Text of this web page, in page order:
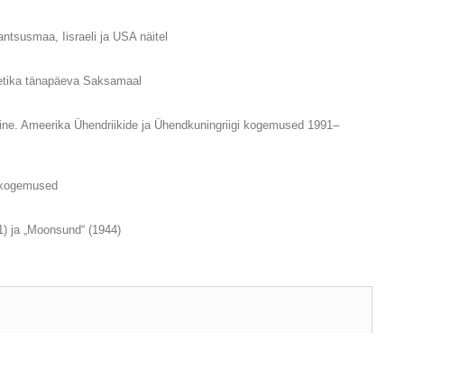
Iisraeli ja USA näitel
tänapäeva Saksamaal
Ameerika Ühendriikide ja Ühendkuningriigi kogemused 1991–
ja „Moonsund“ (1944)